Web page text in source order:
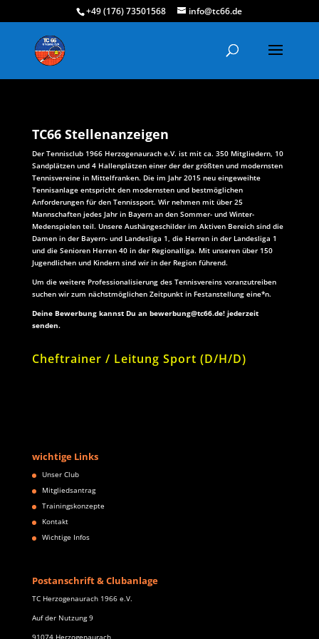
+49 (176) 73501568 info@tc66.de
TC66 Stellenanzeigen
Der Tennisclub 1966 Herzogenaurach e.V. ist mit ca. 350 Mitgliedern, 10
Sandplätzen und 4 Hallenplätzen einer der der größten und modernsten
Tennisvereine in Mittelfranken. Die im Jahr 2015 neu eingeweihte
Tennisanlage entspricht den modernsten und bestmöglichen
Anforderungen für den Tennissport. Wir nehmen mit über 25
Mannschaften jedes Jahr in Bayern an den Sommer- und Winter-
Medenspielen teil. Unsere Aushängeschilder im Aktiven Bereich sind die
Damen in der Bayern- und Landesliga 1, die Herren in der Landesliga 1
und die Senioren Herren 40 in der Regionalliga. Mit unseren über 150
Jugendlichen und Kindern sind wir in der Region führend.
Um die weitere Professionalisierung des Tennisvereins voranzutreiben
suchen wir zum nächstmöglichen Zeitpunkt in Festanstellung eine*n.
Deine Bewerbung kannst Du an bewerbung@tc66.de! jederzeit
senden.
Cheftrainer / Leitung Sport (D/H/D)
wichtige Links
Unser Club
Mitgliedsantrag
Trainingskonzepte
Kontakt
Wichtige Infos
Postanschrift & Clubanlage
TC Herzogenaurach 1966 e.V.
Auf der Nutzung 9